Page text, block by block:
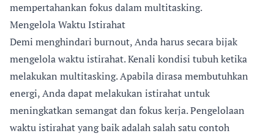
mempertahankan fokus dalam multitasking.
Mengelola Waktu Istirahat
Demi menghindari burnout, Anda harus secara bijak
mengelola waktu istirahat. Kenali kondisi tubuh ketika
melakukan multitasking. Apabila dirasa membutuhkan
energi, Anda dapat melakukan istirahat untuk
meningkatkan semangat dan fokus kerja. Pengelolaan
waktu istirahat yang baik adalah salah satu contoh